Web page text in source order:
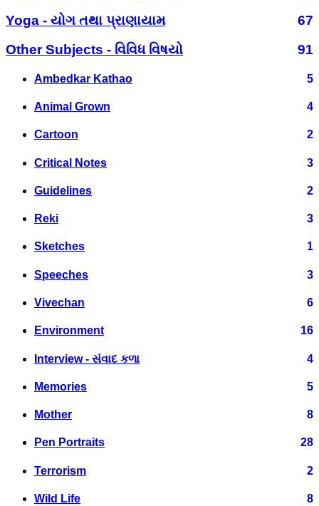
Yoga - યોગ તથા પ્રાણાયામ
67
Other Subjects - વિવિધ વિષયો
91
Ambedkar Kathao 5
Animal Grown 4
Cartoon 2
Critical Notes 3
Guidelines 2
Reki 3
Sketches 1
Speeches 3
Vivechan 6
Environment 16
Interview - સંવાદ કળા 4
Memories 5
Mother 8
Pen Portraits 28
Terrorism 2
Wild Life 8